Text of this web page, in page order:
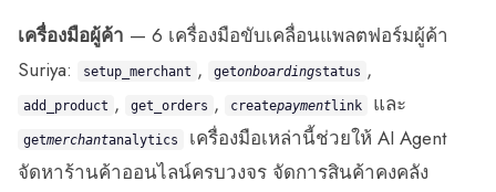
เครื่องมือผู้ค้า — 6 เครื่องมือขับเคลื่อนแพลตฟอร์มผู้ค้า
Suriya:
setup_merchant , getonboardingstatus ,
add_product , get_orders , createpaymentlink และ
getmerchantanalytics
เครื่องมือเหล่านี้ช่วยให้ AI Agent
จัดหาร้านค้าออนไลน์ครบวงจร จัดการสินค้าคงคลัง